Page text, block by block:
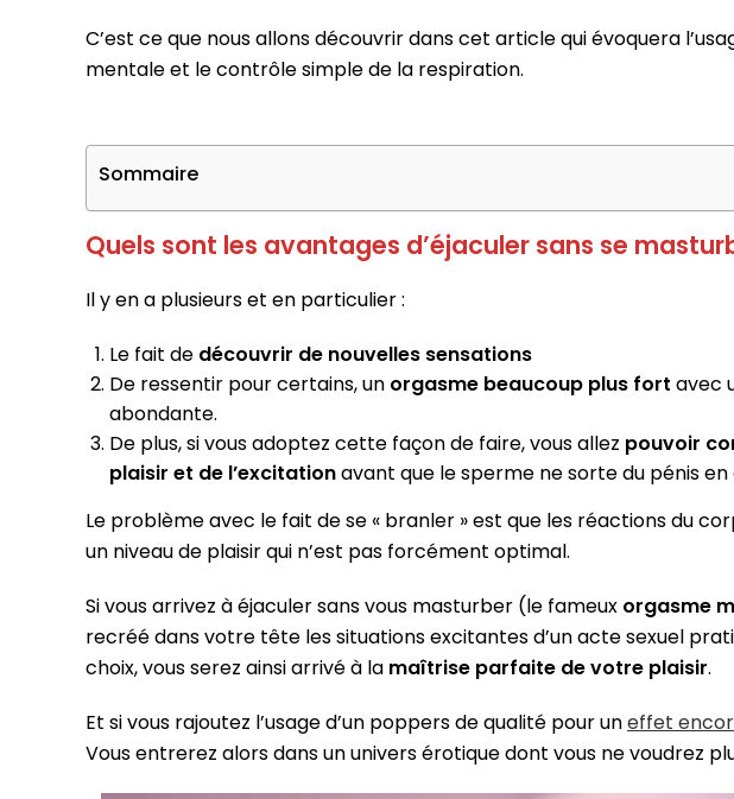
C’est ce que nous allons découvrir dans cet article qui évoquera
mentale et le contrôle simple de la respiration.
Sommaire
Quels sont les avantages d’éjaculer sans se
Il y en a plusieurs et en particulier :
Le fait de découvrir de nouvelles sensations
De ressentir pour certains, un orgasme beaucoup plus fort avec
abondante.
De plus, si vous adoptez cette façon de faire, vous allez pouvoir
plaisir et de l’excitationavant que le sperme ne sorte du pénis
Le problème avec le fait de se « branler » est que les réactions du
un niveau de plaisir qui n’est pas forcément optimal.
Si vous arrivez à éjaculer sans vous masturber (le fameux orgasme
recréé dans votre tête les situations excitantes d’un acte sexuel
choix, vous serez ainsi arrivé à la maîtrise parfaite de votre plaisir.
Et si vous rajoutez l’usage d’un poppers de qualité pour uneffet
Vous entrerez alors dans un univers érotique dont vous ne voudrez